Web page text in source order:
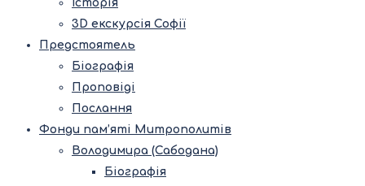
Історія
3D екскурсія Софії
Предстоятель
Біографія
Проповіді
Послання
Фонди пам’яті Митрополитів
Володимира (Сабодана)
Біографія